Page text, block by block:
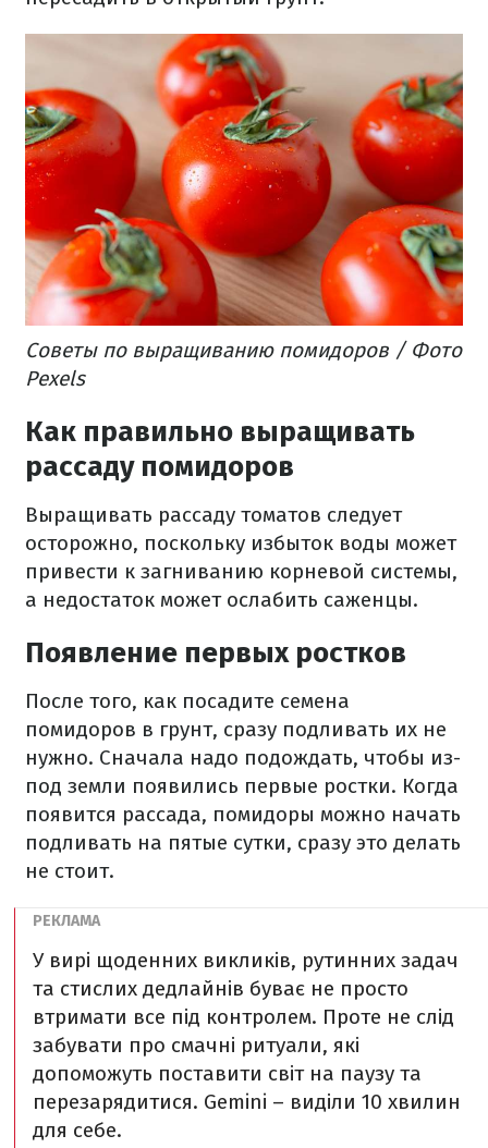
Советы по выращиванию помидоров / Фото
Pexels
Как правильно выращивать
рассаду помидоров
Выращивать рассаду томатов следует
осторожно, поскольку избыток воды может
привести к загниванию корневой системы,
а недостаток может ослабить саженцы.
Появление первых ростков
После того, как посадите семена
помидоров в грунт, сразу подливать их не
нужно. Сначала надо подождать, чтобы из-
под земли появились первые ростки. Когда
появится рассада, помидоры можно начать
подливать на пятые сутки, сразу это делать
не стоит.
У вирі щоденних викликів, рутинних задач
та стислих дедлайнів буває не просто
втримати все під контролем. Проте не слід
забувати про смачні ритуали, які
допоможуть поставити світ на паузу та
перезарядитися. Gemini – виділи 10 хвилин
для себе.